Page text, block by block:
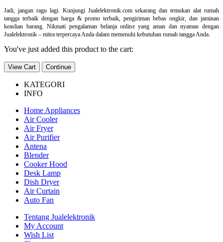
Jadi, jangan ragu lagi. Kunjungi Jualelektronik.com sekarang dan temukan alat rumah
tangga terbaik dengan harga & promo terbaik, pengiriman bebas ongkir, dan jaminan
keaslian barang. Nikmati pengalaman belanja online yang aman dan nyaman dengan
Jualelektronik – mitra terpercaya Anda dalam memenuhi kebutuhan rumah tangga Anda.
You've just added this product to the cart:
View Cart Continue
KATEGORI
INFO
Home Appliances
Air Cooler
Air Fryer
Air Purifier
Antena
Blender
Cooker Hood
Desk Lamp
Dish Dryer
Air Curtain
Auto Fan
Tentang Jualelektronik
My Account
Wish List